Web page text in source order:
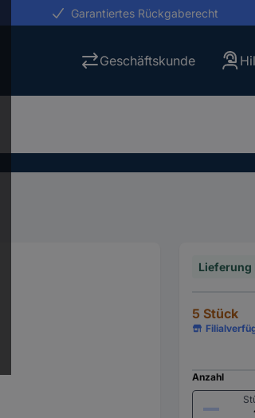
Garantiertes Rückgaberecht
Geschäftskunde
Lieferung
5 Stück
Anzahl